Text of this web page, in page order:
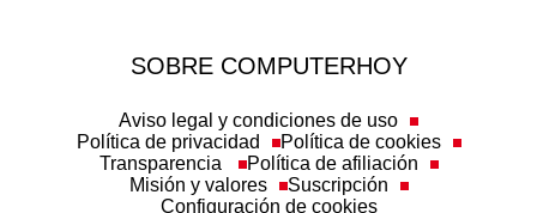
SOBRE COMPUTERHOY
Aviso legal y condiciones de uso
Política de privacidad
Política de cookies
Transparencia
Política de afiliación
Misión y valores
Suscripción
Configuración de cookies